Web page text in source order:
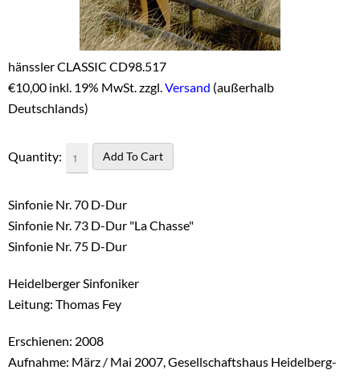
hänssler CLASSIC CD98.517
€10,00 inkl. 19% MwSt. zzgl.Versand (außerhalb
Deutschlands)
Quantity:
Sinfonie Nr. 70 D-Dur
Sinfonie Nr. 73 D-Dur "La Chasse"
Sinfonie Nr. 75 D-Dur
Heidelberger Sinfoniker
Leitung: Thomas Fey
Erschienen: 2008
Aufnahme: März / Mai 2007, Gesellschaftshaus Heidelberg-